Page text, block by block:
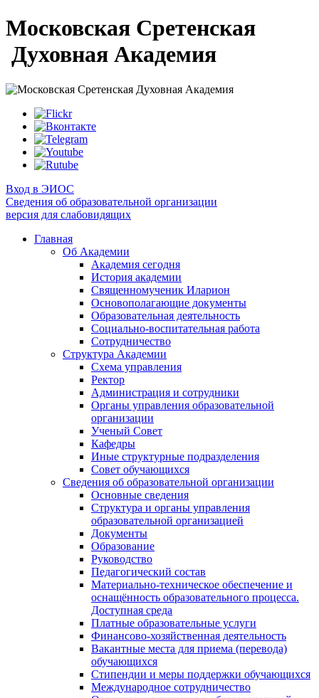
Московская Сретенская
Духовная Академия
Вход в ЭИОС
Сведения об образовательной организации
версия для слабовидящих
Главная
Об Академии
Академия сегодня
История академии
Священномученик Иларион
Основополагающие документы
Образовательная деятельность
Социально-воспитательная работа
Сотрудничество
Структура Академии
Схема управления
Ректор
Администрация и сотрудники
Органы управления образовательной
организации
Ученый Совет
Кафедры
Иные структурные подразделения
Совет обучающихся
Сведения об образовательной организации
Основные сведения
Структура и органы управления
образовательной организацией
Документы
Образование
Руководство
Педагогический состав
Материально-техническое обеспечение и
оснащённость образовательного процесса.
Доступная среда
Платные образовательные услуги
Финансово-хозяйственная деятельность
Вакантные места для приема (перевода)
обучающихся
Стипендии и меры поддержки обучающихся
Международное сотрудничество